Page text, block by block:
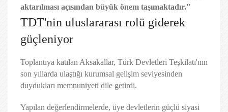
aktarılması açısından büyük önem taşımaktadır."
TDT'nin uluslararası rolü giderek
güçleniyor
Toplantıya katılan Aksakallar, Türk Devletleri Teşkilatı'nın
son yıllarda ulaştığı kurumsal gelişim seviyesinden
duydukları memnuniyeti dile getirdi.
Yapılan değerlendirmelerde, üye devletlerin güçlü siyasi